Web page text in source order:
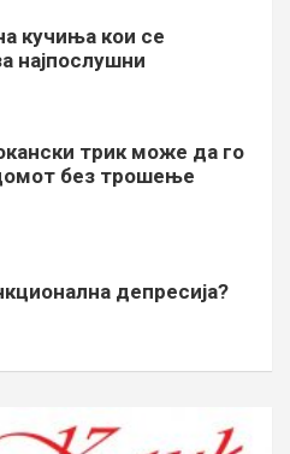
кучиња кои се
најпослушни
трик може да го
без трошење
депресија?